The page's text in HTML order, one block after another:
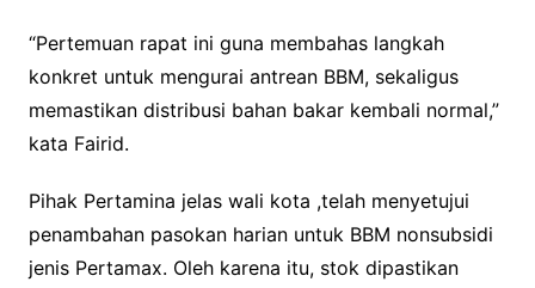
“Pertemuan rapat ini guna membahas langkah
konkret untuk mengurai antrean BBM, sekaligus
memastikan distribusi bahan bakar kembali normal,”
kata Fairid.
Pihak Pertamina jelas wali kota ,telah menyetujui
penambahan pasokan harian untuk BBM nonsubsidi
jenis Pertamax. Oleh karena itu, stok dipastikan